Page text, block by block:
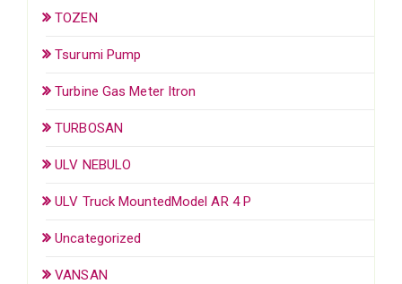
TOZEN
Tsurumi Pump
Turbine Gas Meter Itron
TURBOSAN
ULV NEBULO
ULV Truck MountedModel AR 4 P
Uncategorized
VANSAN